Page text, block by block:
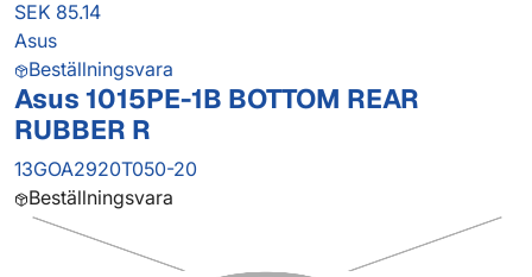
SEK 85.14
Asus
Beställningsvara
Asus 1015PE-1B BOTTOM REAR
RUBBER R
13GOA2920T050-20
Beställningsvara